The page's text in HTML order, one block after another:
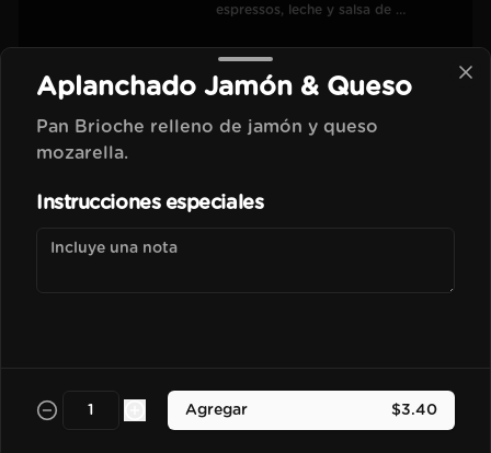
espressos, leche y salsa de
espressos, leche y esencia de vainilla
espressos, leche y esencia de
avellana francesa.
Aplanchado Jamón & Queso
Pan Brioche relleno de jamón y queso
mozarella.
Instrucciones especiales
Agregar $3.40